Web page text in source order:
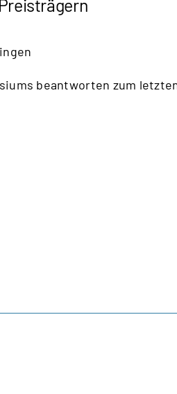
beantworten zum